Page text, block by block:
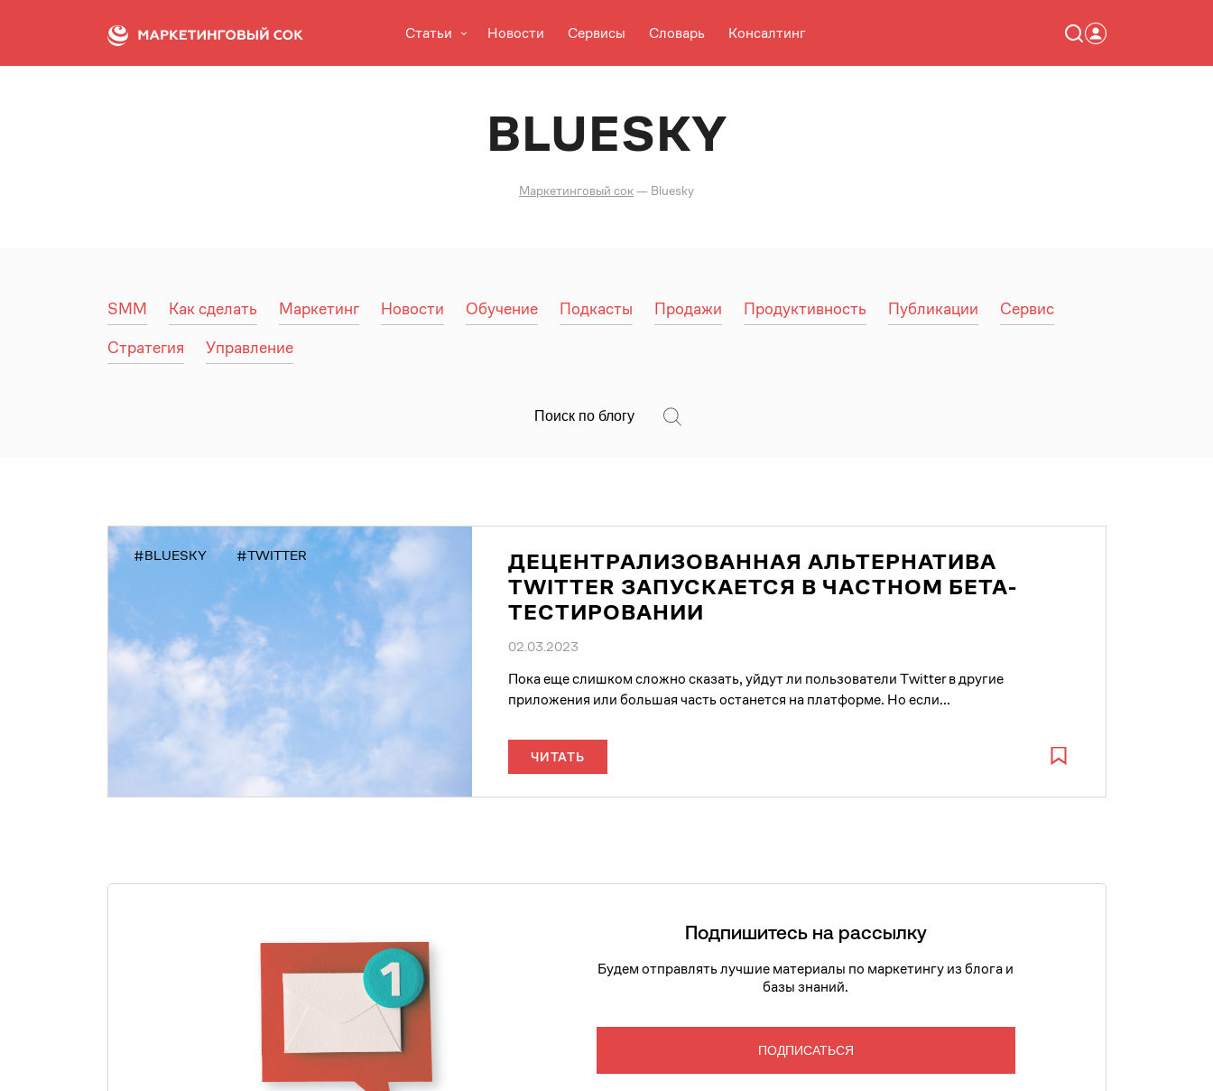
Статьи Новости Сервисы Словарь Консалтинг
BLUESKY
Маркетинговый сок— Bluesky
SMM Как сделать Маркетинг Новости Обучение Подкасты Продажи Продуктивность Публикации
Сервис
Стратегия
Управление
#BLUESKY #TWITTER
ДЕЦЕНТРАЛИЗОВАННАЯ АЛЬТЕРНАТИВА
TWITTER ЗАПУСКАЕТСЯ В ЧАСТНОМ БЕТА-
ТЕСТИРОВАНИИ
02.03.2023
Пока еще слишком сложно сказать, уйдут ли пользователи Twitter в другие
приложения или большая часть останется на платформе. Но если...
ЧИТАТЬ
Подпишитесь на рассылку
Будем отправлять лучшие материалы по маркетингу из блога и
базы знаний.
ПОДПИСАТЬСЯ